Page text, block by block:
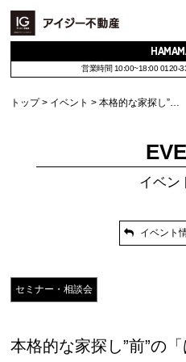
営業時間 10:00~18:00 0120-
トップ イベント 本格的な家探し”…
イベン
イベント
セミナー・相談会
本格的な家探し”前”の